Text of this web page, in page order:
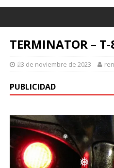
❅
TERMINATOR –
23 de noviembre de 2023
PUBLICIDAD